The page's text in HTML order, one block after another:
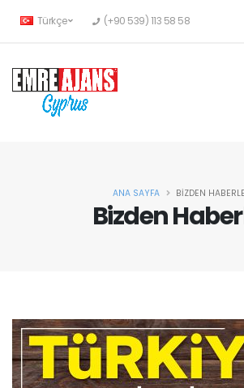
Türkçe (+90 539) 113 58 58
Bizden
ANA SAYFA BİZDEN